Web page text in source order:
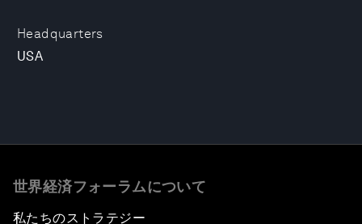
Headquarters
USA
世界経済フォーラムについて
私たちのストラテジー